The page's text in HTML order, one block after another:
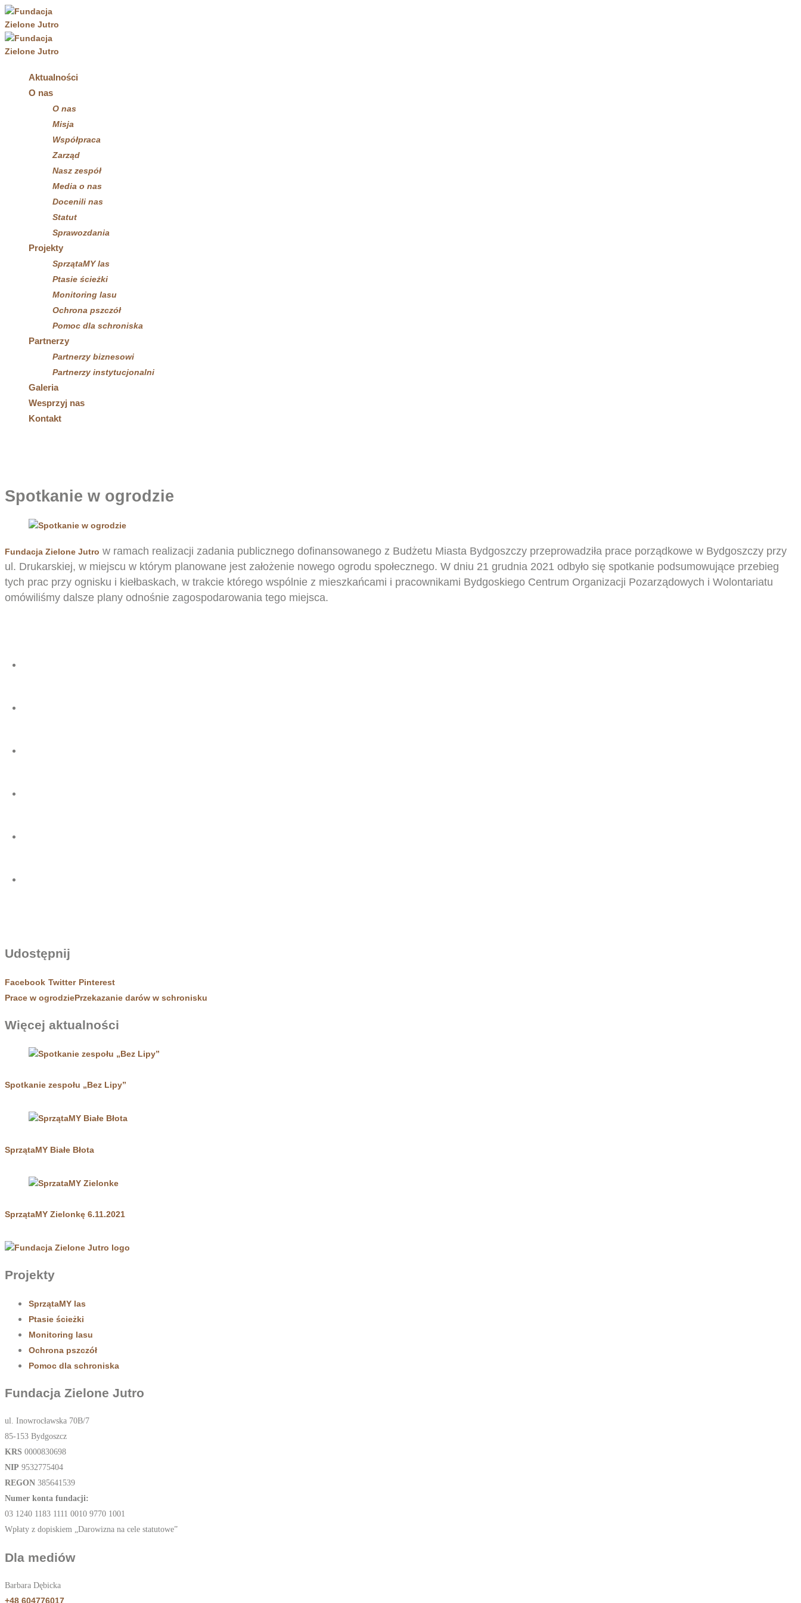
Aktualności
O nas
O nas
Misja
Współpraca
Zarząd
Nasz zespół
Media o nas
Docenili nas
Statut
Sprawozdania
Projekty
SprzątaMY las
Ptasie ścieżki
Monitoring lasu
Ochrona pszczół
Pomoc dla schroniska
Partnerzy
Partnerzy biznesowi
Partnerzy instytucjonalni
Galeria
Wesprzyj nas
Kontakt
Spotkanie w ogrodzie
Fundacja Zielone Jutro w ramach realizacji zadania publicznego dofinansowanego z Budżetu Miasta Bydgoszczy przeprowadziła prace porządkowe w Bydgoszczy przy
ul. Drukarskiej, w miejscu w którym planowane jest założenie nowego ogrodu społecznego. W dniu 21 grudnia 2021 odbyło się spotkanie podsumowujące przebieg
tych prac przy ognisku i kiełbaskach, w trakcie którego wspólnie z mieszkańcami i pracownikami Bydgoskiego Centrum Organizacji Pozarządowych i Wolontariatu
omówiliśmy dalsze plany odnośnie zagospodarowania tego miejsca.
Udostępnij
Facebook Twitter Pinterest
Prace w ogrodziePrzekazanie darów w schronisku
Więcej aktualności
Spotkanie zespołu „Bez Lipy”
SprzątaMY Białe Błota
SprzątaMY Zielonkę 6.11.2021
Projekty
SprzątaMY las
Ptasie ścieżki
Monitoring lasu
Ochrona pszczół
Pomoc dla schroniska
Fundacja Zielone Jutro
ul. Inowrocławska 70B/7
85-153 Bydgoszcz
KRS 0000830698
NIP 9532775404
REGON 385641539
Numer konta fundacji:
03 1240 1183 1111 0010 9770 1001
Wpłaty z dopiskiem „Darowizna na cele statutowe”
Dla mediów
Barbara Dębicka
+48 604776017